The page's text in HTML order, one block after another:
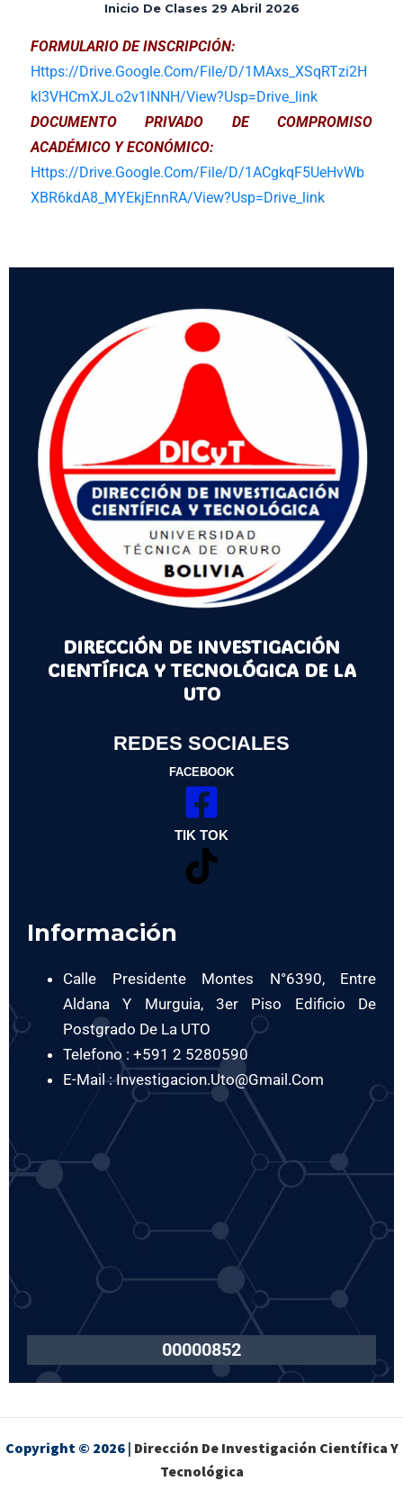
Inicio De Clases 29 Abril 2026
FORMULARIO DE INSCRIPCIÓN:
Https://drive.google.com/file/d/1MAxs_XSqRTzi2H
Kl3VHCmXJLo2v1lNNH/view?usp=drive_link
DOCUMENTO PRIVADO DE COMPROMISO
ACADÉMICO Y ECONÓMICO:
Https://drive.google.com/file/d/1ACgkqF5UeHvWb
XBR6kdA8_MYEkjEnnRA/view?usp=drive_link
DIRECCIÓN DE INVESTIGACIÓN
CIENTÍFICA Y TECNOLÓGICA DE LA
UTO
REDES SOCIALES
FACEBOOK
TIK TOK
Información
Calle Presidente Montes N°6390, Entre
Aldana Y Murguia, 3er Piso Edificio De
Postgrado De La UTO
Telefono : +591 2 5280590
E-Mail : Investigacion.uto@gmail.com
00000852
Copyright © 2026 | Dirección De Investigación Científica Y
Tecnológica